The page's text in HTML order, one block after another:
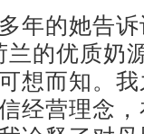
的她告诉
兰的优质奶
想而知。
经营理念